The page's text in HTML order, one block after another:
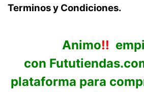
Terminos y Condiciones.
Animo!!
con
plataforma para